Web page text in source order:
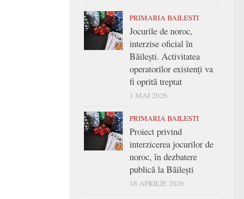
PRIMARIA BAILESTI
Jocurile de noroc,
interzise oficial în
Băilești. Activitatea
operatorilor existenți va
fi oprită treptat
1 MAI 2026
PRIMARIA BAILESTI
Proiect privind
interzicerea jocurilor de
noroc, în dezbatere
publică la Băilești
16 APRILIE 2026